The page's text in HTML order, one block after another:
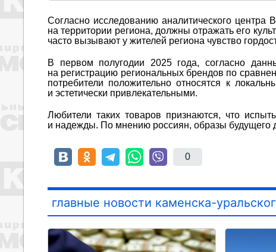
Согласно исследованию аналитического
на территории региона, должны отражать его
часто вызывают у жителей региона чувство
В первом полугодии 2025 года, согласно
на регистрацию региональных брендов по
потребители положительно относятся к
и эстетически привлекательными.
Любители таких товаров признаются, что
и надежды. По мнению россиян, образы
0
главные новости каменска-